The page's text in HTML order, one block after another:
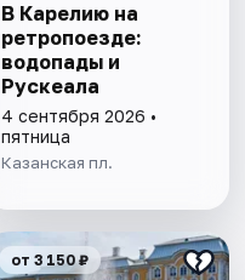
В Карелию на
ретропоезде:
водопады и
Рускеала
4 сентября 2026 •
пятница
Казанская пл.
от 3 150 ₽